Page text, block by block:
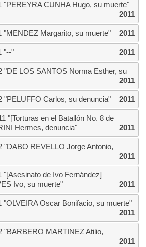
"PEREYRA CUNHA Hugo, su muerte"
2011
"MENDEZ Margarito, su muerte" 2011
"--" 2011
"DE LOS SANTOS Norma Esther, su
2011
"PELUFFO Carlos, su denuncia" 2011
"[Torturas en el Batallón No. 8 de
Hermes, denuncia"
2011
"DABO REVELLO Jorge Antonio,
2011
"[Asesinato de Ivo Fernández]
Ivo, su muerte"
2011
"OLVEIRA Oscar Bonifacio, su muerte"
2011
"BARBERO MARTINEZ Atilio,
2011